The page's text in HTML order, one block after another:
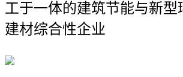
工于一体的建筑节能与新型
建材综合性企业